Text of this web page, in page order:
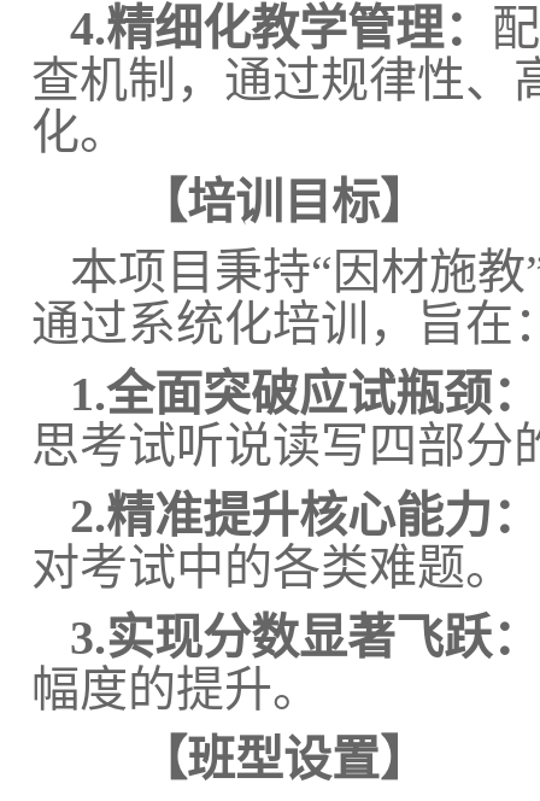
4.精细化教学管理：
查机制，通过规律性、
化。
【培训目标】
本项目秉持“因材施
通过系统化培训，旨在
1.全面突破应试瓶颈：
思考试听说读写四部分
2.精准提升核心能力：
对考试中的各类难题。
3.实现分数显著飞跃：
幅度的提升。
【班型设置】